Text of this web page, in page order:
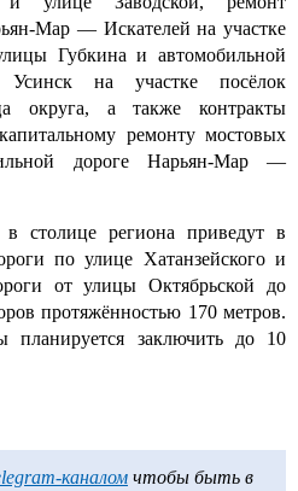
Мар — Искателей на участке
Губкина и автомобильной
на участке посёлок
округа, а также контракты
ремонту мостовых
дороге Нарьян-Мар —
столице региона приведут в
по улице Хатанзейского и
от улицы Октябрьской до
протяжённостью 170 метров.
планируется заключить до 10
каналом чтобы быть в